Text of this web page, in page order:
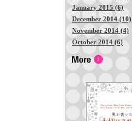
January 2015 (6)
December 2014 (10)
November 2014 (4)
October 2014 (6)